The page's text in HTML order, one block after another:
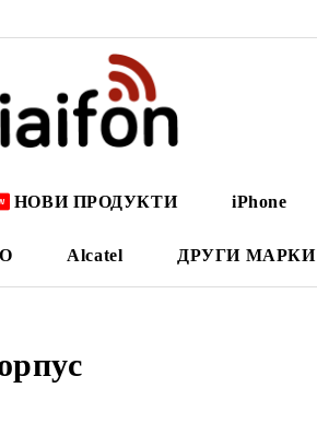
НОВИ ПРОДУКТИ iPhone
Alcatel ДРУГИ МАРКИ